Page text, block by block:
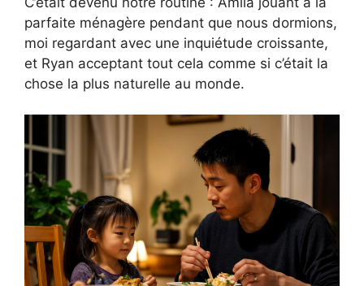
parfaite ménagère pendant que nous dormions,
moi regardant avec une inquiétude croissante,
et Ryan acceptant tout cela comme si c’était la
chose la plus naturelle au monde.